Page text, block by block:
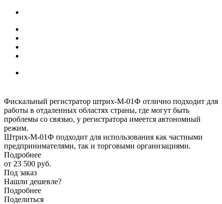
Фискальный регистратор штрих-М-01Ф отлично подходит для
работы в отдаленных областях страны, где могут быть
проблемы со связью, у регистратора имеется автономный
режим.
Штрих-М-01Ф подходит для использования как частными
предпринимателями, так и торговыми организациями.
Подробнее
от 23 500 руб.
Под заказ
Нашли дешевле?
Подробнее
Поделиться